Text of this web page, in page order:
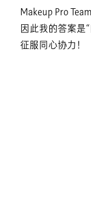
Makeup Pro
因此我的答案是
征服同心协力！